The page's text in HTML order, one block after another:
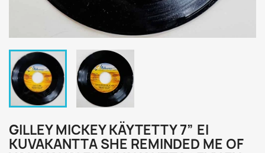
GILLEY MICKEY KÄYTETTY 7” EI
KUVAKANTTA SHE REMINDED ME OF